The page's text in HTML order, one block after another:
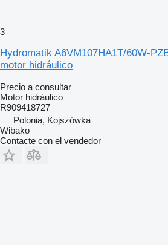
3
Hydromatik A6VM107HA1T/60W-
motor hidráulico
Precio a consultar
Motor hidráulico
R909418727
Polonia, Kojszówka
Wibako
Contacte con el vendedor